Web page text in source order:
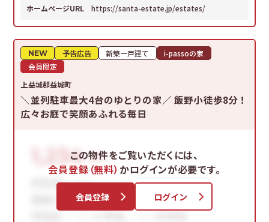
ホームページURL
https://santa-estate.jp/estates/
NEW 予告広告 新築一戸建て
i-passoの家
会員限定
上益城郡益城町
＼並列駐車最大4台のゆとりの家／ 飯野小徒歩8分！
広々お庭で笑顔あふれる毎日
この物件をご覧いただくには、
会員登録（無料） かログインが必要です。
会員登録 ログイン